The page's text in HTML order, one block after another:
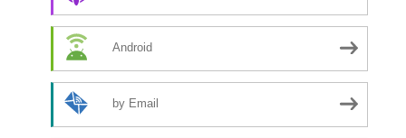
Android
by Email